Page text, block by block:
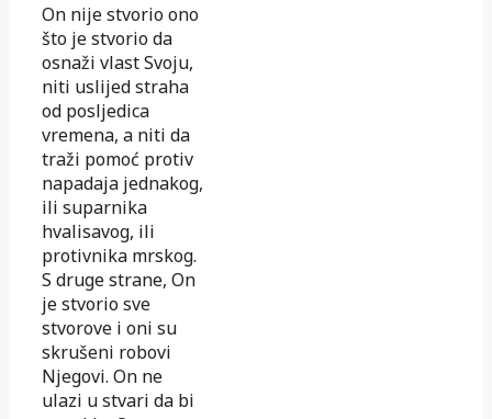
On nije stvorio ono
što je stvorio da
osnaži vlast Svoju,
niti uslijed straha
od posljedica
vremena, a niti da
traži pomoć protiv
napadaja jednakog,
ili suparnika
hvalisavog, ili
protivnika mrskog.
S druge strane, On
je stvorio sve
stvorove i oni su
skrušeni robovi
Njegovi. On ne
ulazi u stvari da bi